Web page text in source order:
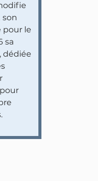
son
pour le
sa
dédiée